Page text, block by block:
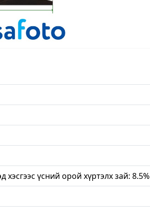
үсний орой хүртэлх зай: 8.5%